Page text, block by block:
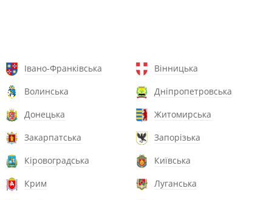
Івано-Франківська
Вінницька
Волинська
Дніпропетровська
Донецька
Житомирська
Закарпатська
Запорізька
Кіровоградська
Київська
Крим
Луганська